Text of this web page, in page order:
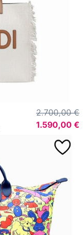
2.700,00 €
1.590,00 €